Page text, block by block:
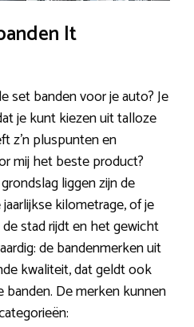
It
set banden voor je auto? Je
je kunt kiezen uit talloze
z’n pluspunten en
mij het beste product?
liggen zijn de
kilometrage, of je
stad rijdt en het gewicht
de bandenmerken uit
kwaliteit, dat geldt ook
De merken kunnen